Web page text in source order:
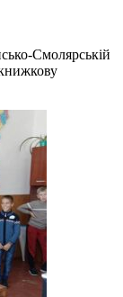
Смолярській
книжкову